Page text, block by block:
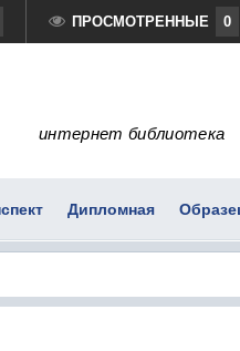
ПРОСМОТРЕННЫЕ 0
интернет библиотека
Дипломная